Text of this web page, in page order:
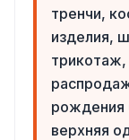
тренчи,
изделия,
трикотаж,
рождения
верхняя